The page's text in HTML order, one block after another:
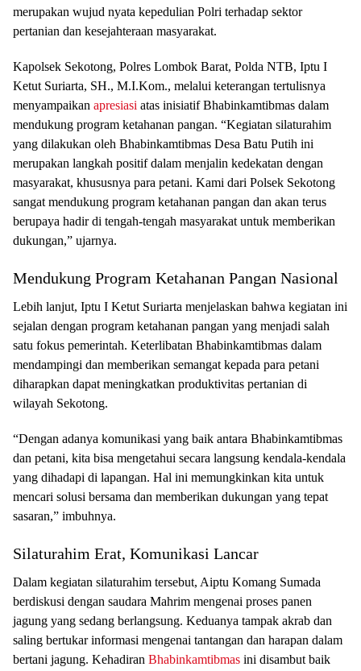
merupakan wujud nyata kepedulian Polri terhadap sektor
pertanian dan kesejahteraan masyarakat.
Kapolsek Sekotong, Polres Lombok Barat, Polda NTB, Iptu I
Ketut Suriarta, SH., M.I.Kom., melalui keterangan tertulisnya
menyampaikan apresiasi atas inisiatif Bhabinkamtibmas dalam
mendukung program ketahanan pangan. “Kegiatan silaturahim
yang dilakukan oleh Bhabinkamtibmas Desa Batu Putih ini
merupakan langkah positif dalam menjalin kedekatan dengan
masyarakat, khususnya para petani. Kami dari Polsek Sekotong
sangat mendukung program ketahanan pangan dan akan terus
berupaya hadir di tengah-tengah masyarakat untuk memberikan
dukungan,” ujarnya.
Mendukung Program Ketahanan Pangan Nasional
Lebih lanjut, Iptu I Ketut Suriarta menjelaskan bahwa kegiatan ini
sejalan dengan program ketahanan pangan yang menjadi salah
satu fokus pemerintah. Keterlibatan Bhabinkamtibmas dalam
mendampingi dan memberikan semangat kepada para petani
diharapkan dapat meningkatkan produktivitas pertanian di
wilayah Sekotong.
“Dengan adanya komunikasi yang baik antara Bhabinkamtibmas
dan petani, kita bisa mengetahui secara langsung kendala-kendala
yang dihadapi di lapangan. Hal ini memungkinkan kita untuk
mencari solusi bersama dan memberikan dukungan yang tepat
sasaran,” imbuhnya.
Silaturahim Erat, Komunikasi Lancar
Dalam kegiatan silaturahim tersebut, Aiptu Komang Sumada
berdiskusi dengan saudara Mahrim mengenai proses panen
jagung yang sedang berlangsung. Keduanya tampak akrab dan
saling bertukar informasi mengenai tantangan dan harapan dalam
bertani jagung. Kehadiran Bhabinkamtibmas ini disambut baik